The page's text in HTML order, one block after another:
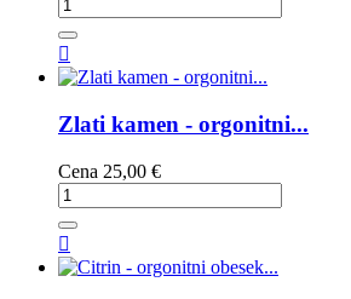

Zlati kamen - orgonitni...
Cena 25,00 €
